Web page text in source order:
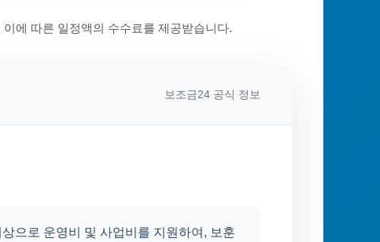
에 따른 일정액의 수수료를 제공받습니다.
보조금24 공식 정보
으로 운영비 및 사업비를 지원하여, 보훈